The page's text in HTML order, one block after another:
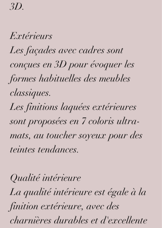
3D.
Extérieurs
Les façades avec cadres sont
conçues en 3D pour évoquer les
formes habituelles des meubles
classiques.
Les finitions laquées extérieures
sont proposées en 7 coloris ultra-
mats, au toucher soyeux pour des
teintes tendances.
Qualité intérieure
La qualité intérieure est égale à la
finition extérieure, avec des
charnières durables et d'excellente